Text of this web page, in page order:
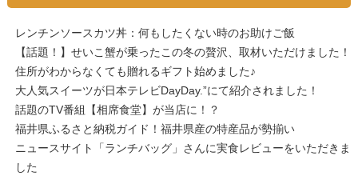
レンチンソースカツ丼：何もしたくない時のお助けご飯
【話題！】せいこ蟹が乗ったこの冬の贅沢、取材いただけました！
住所がわからなくても贈れるギフト始めました♪
大人気スイーツが日本テレビDayDay.”にて紹介されました！
話題のTV番組【相席食堂】が当店に！？
福井県ふるさと納税ガイド！福井県産の特産品が勢揃い
ニュースサイト「ランチバッグ」さんに実食レビューをいただきま
した